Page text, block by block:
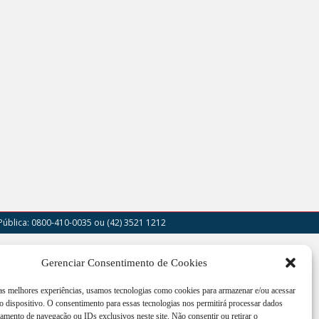
Gerenciar Consentimento de Cookies
melhores experiências, usamos tecnologias como cookies para armazenar e/ou acessar
dispositivo. O consentimento para essas tecnologias nos permitirá processar dados
de navegação ou IDs exclusivos neste site. Não consentir ou retirar o
0800-410-0035 ou (42) 3521 1212
Cruz Machado, 205 - Centro - União da
de segunda a sexta-feira das 12:00h às